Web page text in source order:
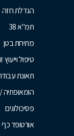
הגדלת חזה
תמ"א 38
מתיחת בטן
טיפול
תאונת
הומאופתיה
פסיכולוגים
אורטופד כף